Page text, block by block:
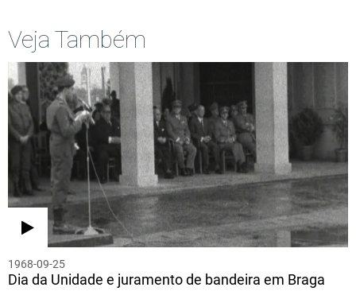
Veja Também
1968-09-25
Dia da Unidade e juramento de bandeira em Braga